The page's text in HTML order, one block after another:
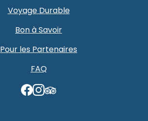
TripAdvisor
Voyage Durable
Bon à Savoir
Pour les Partenaires
FAQ